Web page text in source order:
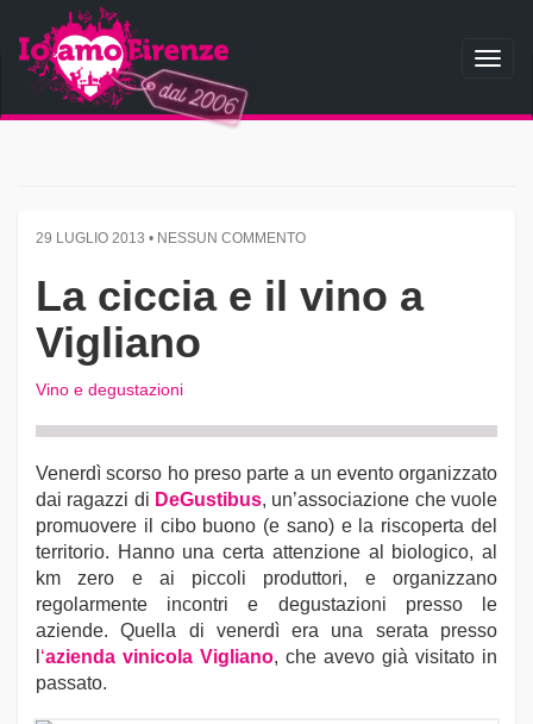
29 LUGLIO 2013 • NESSUN COMMENTO
La ciccia e il vino a
Vigliano
Vino e degustazioni
Venerdì scorso ho preso parte a un evento organizzato
dai ragazzi di DeGustibus, un’associazione che vuole
promuovere il cibo buono (e sano) e la riscoperta del
territorio. Hanno una certa attenzione al biologico, al
km zero e ai piccoli produttori, e organizzano
regolarmente incontri e degustazioni presso le
aziende. Quella di venerdì era una serata presso
‘azienda vinicola Vigliano, che avevo già visitato in
passato.